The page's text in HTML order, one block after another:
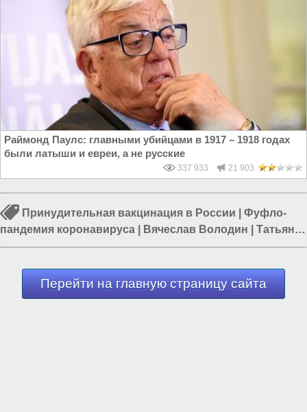
Раймонд Паулс: главными убийцами в 1917 – 1918 годах
были латыши и евреи, а не русские
337 933 21 903
Принудительная вакцинация в России
Фуфло-
пандемия коронавируса
Вячеслав Володин
Татьяна
Голикова|Власть паразитов|Власть в РФ|Политика
Перейти на главную страницу сайта